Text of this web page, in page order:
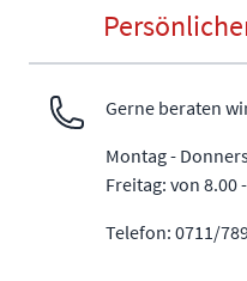
Gerne beraten
Montag -
Freitag: von 8.00
Telefon: 0711/